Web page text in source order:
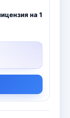
4
3
3
на 1